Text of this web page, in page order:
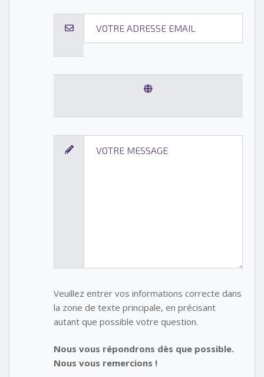
Veuillez entrer vos informations correcte dans
la zone de texte principale, en précisant
autant que possible votre question.
Nous vous répondrons dès que possible.
Nous vous remercions !